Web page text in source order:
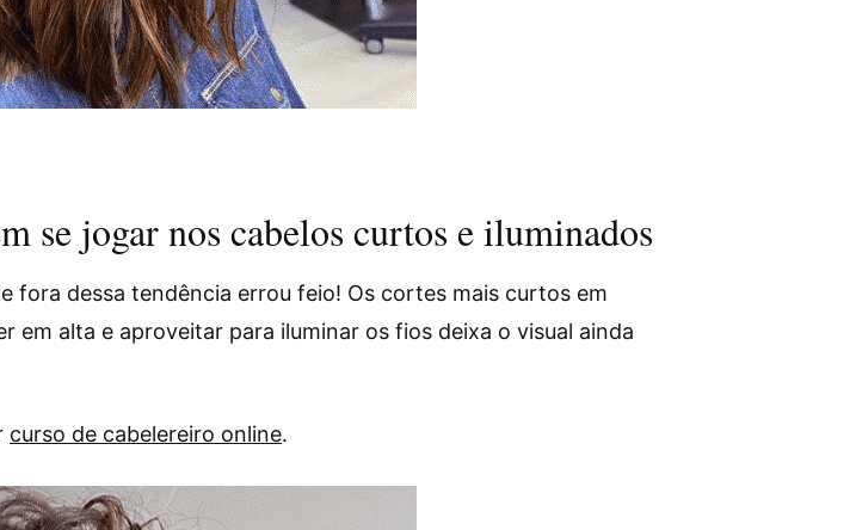
se jogar nos cabelos curtos e iluminados
fora dessa tendência errou feio! Os cortes mais curtos em
em alta e aproveitar para iluminar os fios deixa o visual ainda
curso de cabelereiro online.